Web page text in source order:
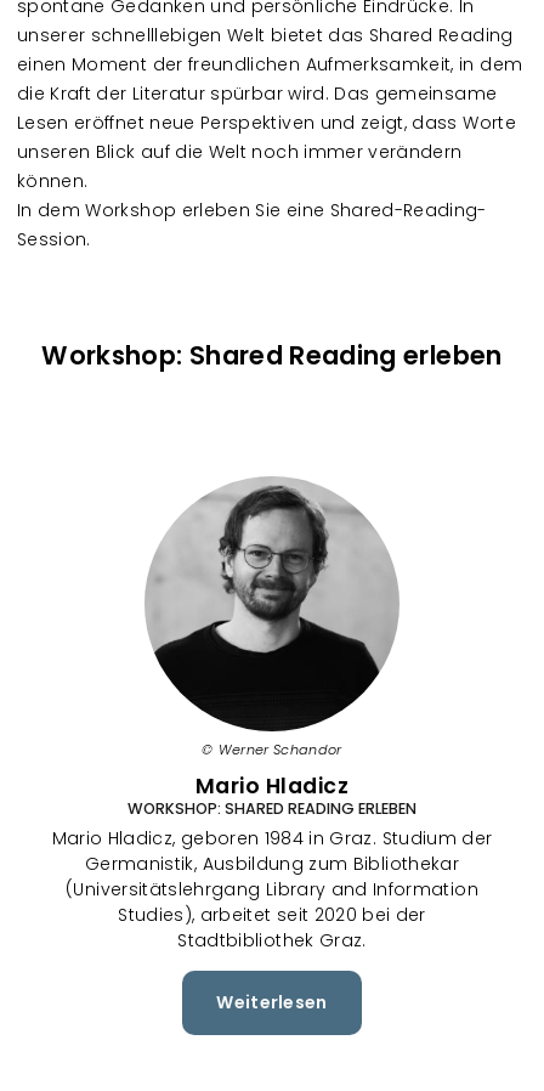
spontane Gedanken und persönliche Eindrücke. In
unserer schnelllebigen Welt bietet das Shared Reading
einen Moment der freundlichen Aufmerksamkeit, in dem
die Kraft der Literatur spürbar wird. Das gemeinsame
Lesen eröffnet neue Perspektiven und zeigt, dass Worte
unseren Blick auf die Welt noch immer verändern
können.
In dem Workshop erleben Sie eine Shared-Reading-
Session.
Workshop: Shared Reading erleben
Werner Schandor
Mario Hladicz
WORKSHOP: SHARED READING ERLEBEN
Mario Hladicz, geboren 1984 in Graz. Studium der
Germanistik, Ausbildung zum Bibliothekar
(Universitätslehrgang Library and Information
Studies), arbeitet seit 2020 bei der
Stadtbibliothek Graz.
Weiterlesen
Mario